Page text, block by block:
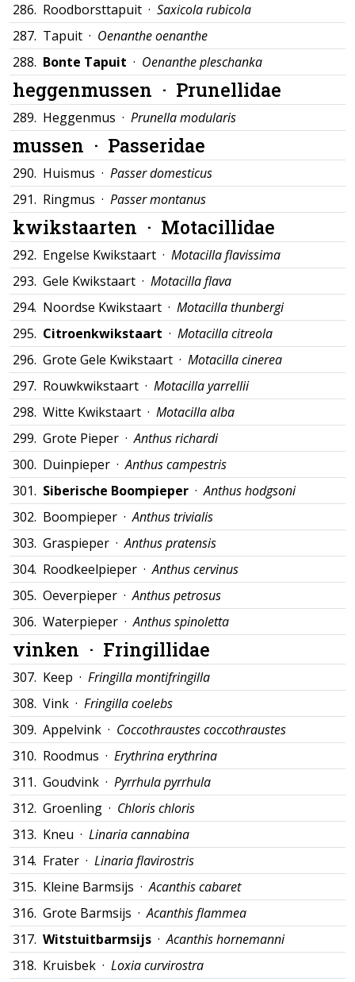
286. Roodborsttapuit · Saxicola rubicola
287. Tapuit · Oenanthe oenanthe
288. Bonte Tapuit · Oenanthe pleschanka
heggenmussen · Prunellidae
289. Heggenmus · Prunella modularis
mussen · Passeridae
290. Huismus · Passer domesticus
291. Ringmus · Passer montanus
kwikstaarten · Motacillidae
292. Engelse Kwikstaart · Motacilla flavissima
293. Gele Kwikstaart · Motacilla flava
294. Noordse Kwikstaart · Motacilla thunbergi
295. Citroenkwikstaart · Motacilla citreola
296. Grote Gele Kwikstaart · Motacilla cinerea
297. Rouwkwikstaart · Motacilla yarrellii
298. Witte Kwikstaart · Motacilla alba
299. Grote Pieper ·Anthus richardi
300. Duinpieper ·Anthus campestris
301. Siberische Boompieper ·Anthus hodgsoni
302. Boompieper ·Anthus trivialis
303. Graspieper ·Anthus pratensis
304. Roodkeelpieper ·Anthus cervinus
305. Oeverpieper ·Anthus petrosus
306. Waterpieper ·Anthus spinoletta
vinken · Fringillidae
307. Keep · Fringilla montifringilla
308. Vink · Fringilla coelebs
309. Appelvink · Coccothraustes coccothraustes
310. Roodmus · Erythrina erythrina
311. Goudvink · Pyrrhula pyrrhula
312. Groenling · Chloris chloris
313. Kneu · Linaria cannabina
314. Frater · Linaria flavirostris
315. Kleine Barmsijs ·Acanthis cabaret
316. Grote Barmsijs ·Acanthis flammea
317. Witstuitbarmsijs ·Acanthis hornemanni
318. Kruisbek · Loxia curvirostra